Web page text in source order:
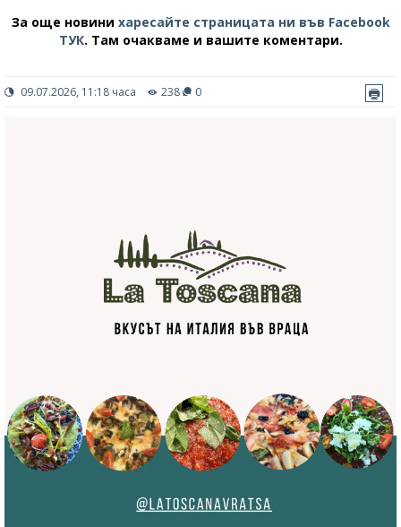
За още новини харесайте страницата ни във Facebook
ТУК. Там очакваме и вашите коментари.
09.07.2026, 11:18 часа 238 0